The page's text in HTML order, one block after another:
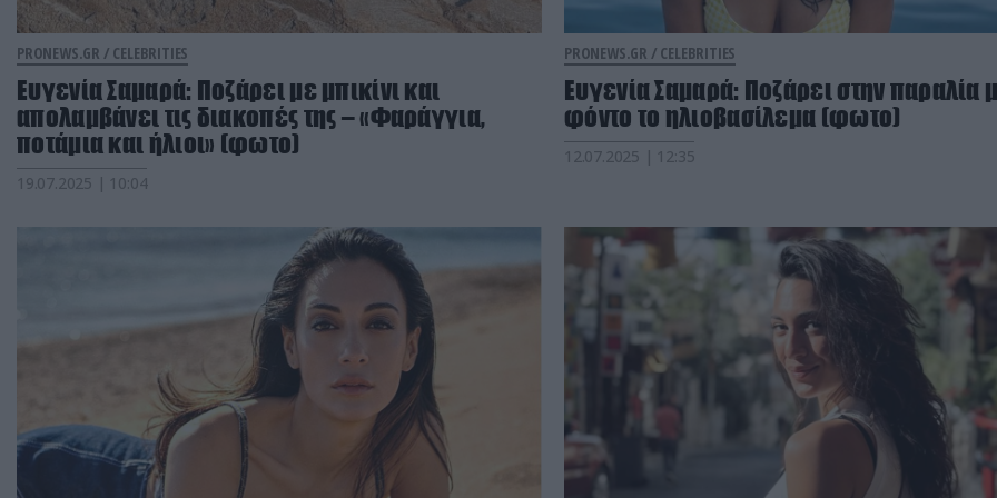
PRONEWS.GR / CELEBRITIES
Ευγενία Σαμαρά: Ποζάρει με μπικίνι και
απολαμβάνει τις διακοπές της – «Φαράγγια,
ποτάμια και ήλιοι» (φωτο)
19.07.2025 | 10:04
PRONEWS.GR / CELEBRITIES
Ευγενία Σαμαρά: Ποζάρει στην παραλία
φόντο το ηλιοβασίλεμα (φωτο)
12.07.2025 | 12:35